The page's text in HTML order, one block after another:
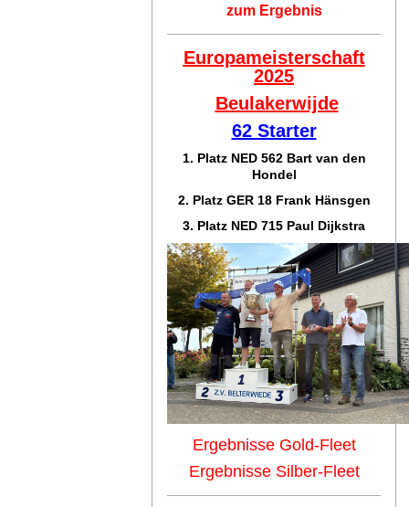
zum Ergebnis
Europameisterschaft
2025
Beulakerwijde
62 Starter
1. Platz NED 562 Bart van den
Hondel
2. Platz GER 18 Frank Hänsgen
3. Platz NED 715 Paul Dijkstra
Ergebnisse Gold-Fleet
Ergebnisse Silber-Fleet